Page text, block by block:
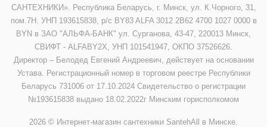
САНТЕХНИКИ». Республика Беларусь, г. Минск, ул. К.Чорного, 31,
пом.7Н. УНП 193615838, р/с BY83 ALFA 3012 2B62 4700 1027 0000 в
BYN в ЗАО "АЛЬФА-БАНК" ул. Сурганова, 43-47, 220013 Минск,
СВИФТ - ALFABY2X, УНП 101541947, ОКПО 37526626.
Директор – Белодед Евгений Андреевич, действует на основании
Устава. Регистрационный номер в торговом реестре Республики
Беларусь 731006 от 17.10.2024 Свидетельство о регистрации
№193615838 выдано 18.02.2022г Минским горисполкомом
2026 © Интернет-магазин сантехники SantehAll в Минске.